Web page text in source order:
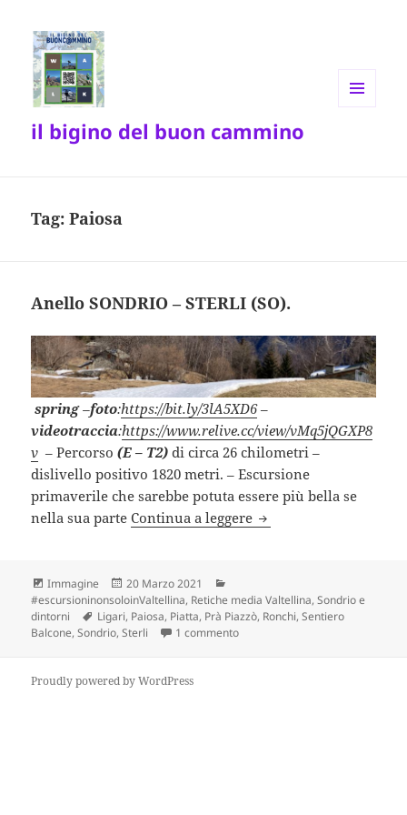
il bigino del buon cammino
Tag:Paiosa
Anello SONDRIO – STERLI (SO).
spring–foto:https://bit.ly/3lA5XD6–
videotraccia:https://www.relive.cc/view/vMq5jQGXP8
v – Percorso(E – T2)di circa 26 chilometri –
dislivello positivo 1820 metri. – Escursione
primaverile che sarebbe potuta essere più bella se
nella sua parteContinua a leggere Anello SONDRIO –
Formato
Immagine
Scritto
il
20 Marzo 2021
#escursioninonsoloinValtellina, Retiche media Valtellina,Sondrio e
dintorni
Tag
Ligari, Paiosa, Piatta, Prà Piazzò, Ronchi,Sentiero
Balcone,Sondrio,Sterli 1 commentosu Anello SONDRIO – STERLI
Proudly powered by WordPress